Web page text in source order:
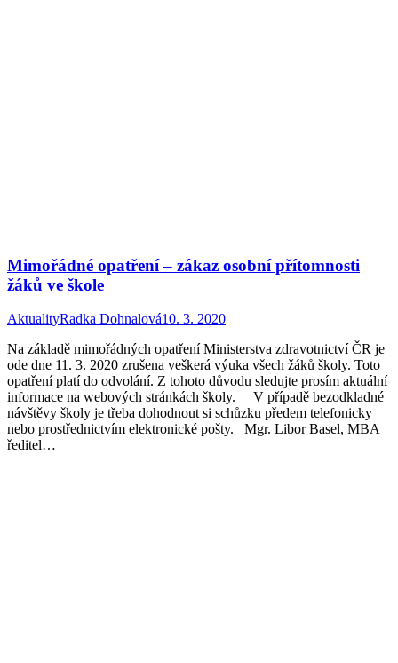
Mimořádné opatření – zákaz osobní přítomnosti
žáků ve škole
AktualityRadka Dohnalová10. 3. 2020
Na základě mimořádných opatření Ministerstva zdravotnictví ČR je
ode dne 11. 3. 2020 zrušena veškerá výuka všech žáků školy. Toto
opatření platí do odvolání. Z tohoto důvodu sledujte prosím aktuální
informace na webových stránkách školy. V případě bezodkladné
návštěvy školy je třeba dohodnout si schůzku předem telefonicky
nebo prostřednictvím elektronické pošty. Mgr. Libor Basel, MBA
ředitel…